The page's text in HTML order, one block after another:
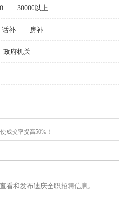
30000以上
话补 房补
政府机关
成交率提高50%！
看和发布迪庆全职招聘信息。